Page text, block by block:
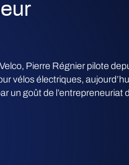
Pierre Régnier pilote
vélos électriques,
un goût de l’entrepreneuriat